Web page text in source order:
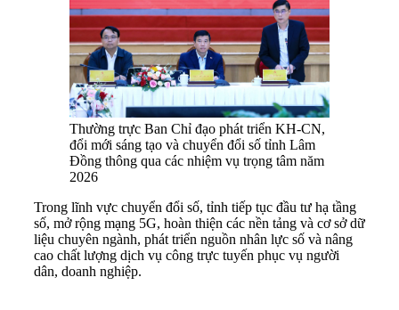
Thường trực Ban Chỉ đạo phát triển KH-CN,
đổi mới sáng tạo và chuyển đổi số tỉnh Lâm
Đồng thông qua các nhiệm vụ trọng tâm năm
2026
Trong lĩnh vực chuyển đổi số, tỉnh tiếp tục đầu tư hạ tầng
số, mở rộng mạng 5G, hoàn thiện các nền tảng và cơ sở dữ
liệu chuyên ngành, phát triển nguồn nhân lực số và nâng
cao chất lượng dịch vụ công trực tuyến phục vụ người
dân, doanh nghiệp.